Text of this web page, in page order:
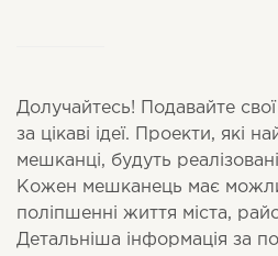
Долучайтесь! Подавайте
за цікаві ідеї. Проекти, які
мешканці, будуть
Кожен мешканець має
поліпшенні життя міста,
Детальніша інформація за